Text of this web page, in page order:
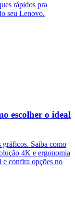
rápidos pra
seu Lenovo.
escolher o ideal
gráficos. Saiba como
4K e ergonomia
confira opções no